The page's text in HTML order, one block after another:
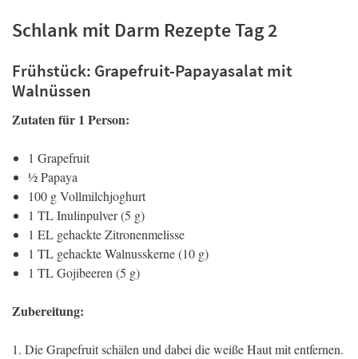
Schlank mit Darm Rezepte Tag 2
Frühstück: Grapefruit-Papayasalat mit
Walnüssen
Zutaten für 1 Person:
1 Grapefruit
½ Papaya
100 g Vollmilchjoghurt
1 TL Inulinpulver (5 g)
1 EL gehackte Zitronenmelisse
1 TL gehackte Walnusskerne (10 g)
1 TL Gojibeeren (5 g)
Zubereitung:
1. Die Grapefruit schälen und dabei die weiße Haut mit entfernen.